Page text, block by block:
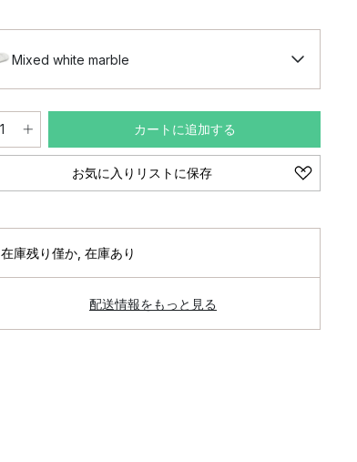
Mixed white marble
カートに追加する
お気に入りリストに保存
在庫残り僅か 在庫あり
配送情報をもっと見る